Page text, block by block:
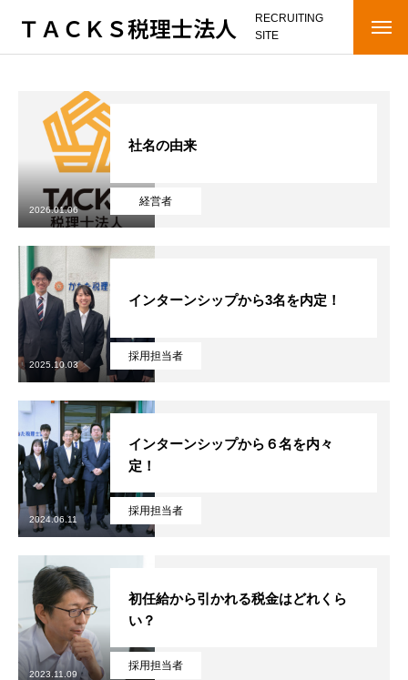
ＴＡＣＫＳ税理士法人
RECRUITING
SITE
OUR STAGE
COMPANY
メッセージ
インタビュー
RECRUITING NEWS
新卒募集要項
キャリア採用募集要項
エントリーフォーム
インターンシップ
HOME MASSAGE INTERVIEW
経営者
社名の由来
2026.01.06
採用担当者
インターンシップから3名を内定！
2025.10.03
採用担当者
インターンシップから６名を内々
定！
2024.06.11
採用担当者
初任給から引かれる税金はどれくら
い？
2023.11.09